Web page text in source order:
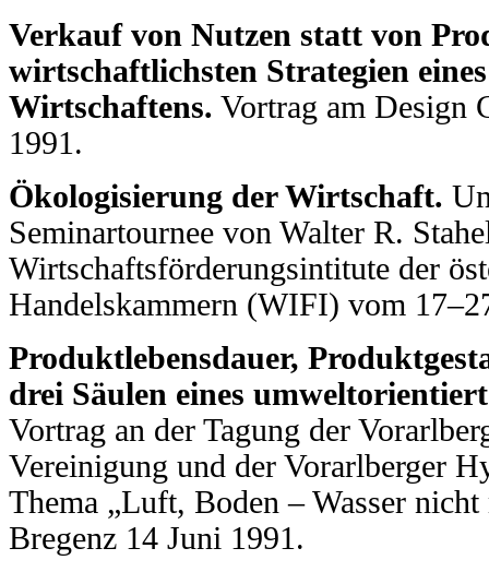
Verkauf von Nutzen statt von
wirtschaftlichsten Strategien
Wirtschaftens. Vortrag am Design
1991.
Ökologisierung der Wirtschaft.
Seminartournee von Walter R.
Wirtschaftsförderungsintitute der
Handelskammern (WIFI) vom
Produktlebensdauer,
drei Säulen eines
Vortrag an der Tagung der
Vereinigung und der Vorarlberger
Thema „Luft, Boden – Wasser
Bregenz 14 Juni 1991.